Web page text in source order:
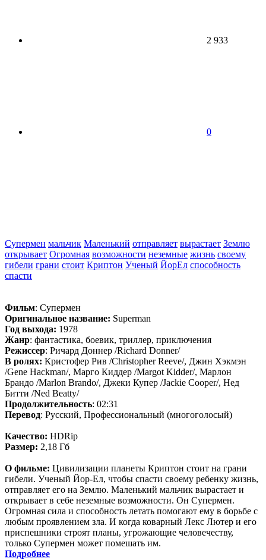
2 933
0
Супермен мальчик Маленький отправляет вырастает Землю
открывает Огромная возможности неземные жизнь своему
гибели грани стоит Криптон Ученый ЙорЕл способность
спасти
Фильм: Супермен
Оригинальное название: Superman
Год выхода: 1978
Жанр: фантастика, боевик, триллер, приключения
Режиссер: Ричард Доннер /Richard Donner/
В ролях: Кристофер Рив /Christopher Reeve/, Джин Хэкмэн
/Gene Hackman/, Марго Киддер /Margot Kidder/, Марлон
Брандо /Marlon Brando/, Джеки Купер /Jackie Cooper/, Нед
Битти /Ned Beatty/
Продолжительность: 02:31
Перевод: Русский, Профессиональный (многоголосый)
Качество: HDRip
Размер: 2,18 Гб
О фильме: Цивилизации планеты Криптон стоит на грани
гибели. Ученый Йор-Ел, чтобы спасти своему ребенку жизнь,
отправляет его на Землю. Маленький мальчик вырастает и
открывает в себе неземные возможности. Он Супермен.
Огромная сила и способность летать помогают ему в борьбе с
любым проявлением зла. И когда коварный Лекс Лютер и его
приспешники строят планы, угрожающие человечеству,
только Супермен может помешать им.
Подробнее